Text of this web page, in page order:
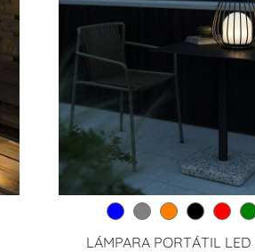
LÁMPARA PORTÁTIL LED